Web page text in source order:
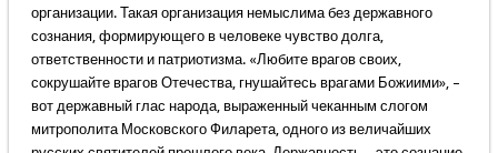
организации. Такая организация немыслима без державного
сознания, формирующего в человеке чувство долга,
ответственности и патриотизма. «Любите врагов своих,
сокрушайте врагов Отечества, гнушайтесь врагами Божиими», –
вот державный глас народа, выраженный чеканным слогом
митрополита Московского Филарета, одного из величайших